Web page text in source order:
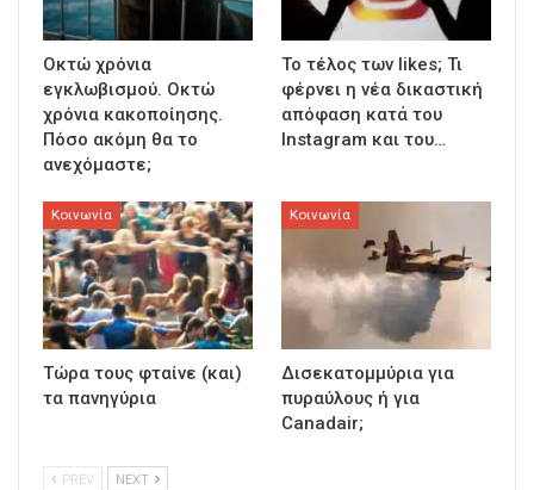
Οκτώ χρόνια
εγκλωβισμού. Οκτώ
χρόνια κακοποίησης.
Πόσο ακόμη θα το
ανεχόμαστε;
To τέλος των likes; Τι
φέρνει η νέα δικαστική
απόφαση κατά του
Instagram και του…
Κοινωνία
Τώρα τους φταίνε (και)
τα πανηγύρια
Κοινωνία
Δισεκατομμύρια για
πυραύλους ή για
Canadair;
PREV NEXT